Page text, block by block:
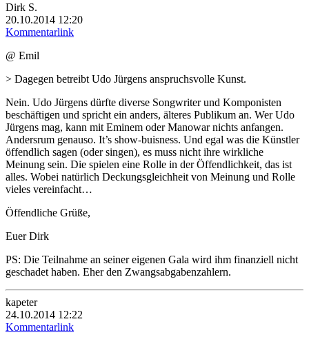
Dirk S.
20.10.2014 12:20
Kommentarlink
@ Emil
> Dagegen betreibt Udo Jürgens anspruchsvolle Kunst.
Nein. Udo Jürgens dürfte diverse Songwriter und Komponisten
beschäftigen und spricht ein anders, älteres Publikum an. Wer Udo
Jürgens mag, kann mit Eminem oder Manowar nichts anfangen.
Andersrum genauso. It’s show-buisness. Und egal was die Künstler
öffendlich sagen (oder singen), es muss nicht ihre wirkliche
Meinung sein. Die spielen eine Rolle in der Öffendlichkeit, das ist
alles. Wobei natürlich Deckungsgleichheit von Meinung und Rolle
vieles vereinfacht…
Öffendliche Grüße,
Euer Dirk
PS: Die Teilnahme an seiner eigenen Gala wird ihm finanziell nicht
geschadet haben. Eher den Zwangsabgabenzahlern.
kapeter
24.10.2014 12:22
Kommentarlink